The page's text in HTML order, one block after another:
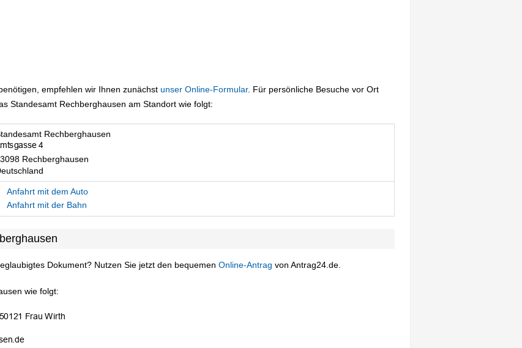
empfehlen wir Ihnen zunächst unser Online-Formular. Für persönliche Besuche vor Ort
Standesamt Rechberghausen am Standort wie folgt:
Rechberghausen
Rechberghausen
Anfahrt mit dem Auto
Anfahrt mit der Bahn
Dokument? Nutzen Sie jetzt den bequemen Online-Antrag von Antrag24.de.
wie folgt: